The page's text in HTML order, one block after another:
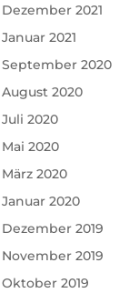
Dezember 2021
Januar 2021
September 2020
August 2020
Juli 2020
Mai 2020
März 2020
Januar 2020
Dezember 2019
November 2019
Oktober 2019